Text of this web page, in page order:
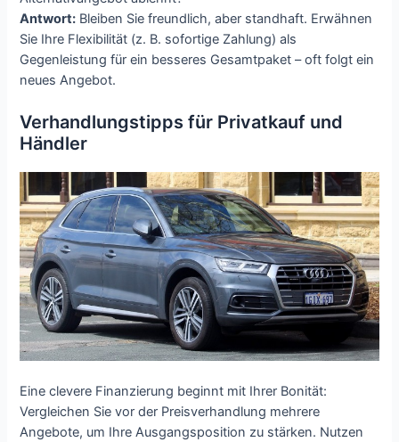
Antwort: Bleiben Sie freundlich, aber standhaft. Erwähnen
Sie Ihre Flexibilität (z. B. sofortige Zahlung) als
Gegenleistung für ein besseres Gesamtpaket – oft folgt ein
neues Angebot.
Verhandlungstipps für Privatkauf und
Händler
Eine clevere Finanzierung beginnt mit Ihrer Bonität:
Vergleichen Sie vor der Preisverhandlung mehrere
Angebote, um Ihre Ausgangsposition zu stärken. Nutzen